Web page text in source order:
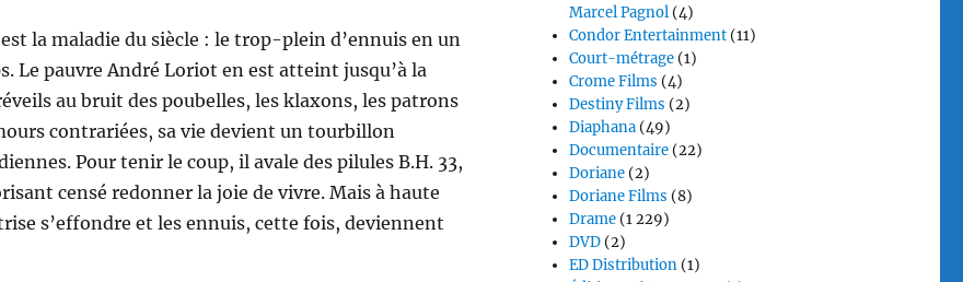
la maladie du siècle : le trop-plein d’ennuis en un
Le pauvre André Loriot en est atteint jusqu’à la
au bruit des poubelles, les klaxons, les patrons
contrariées, sa vie devient un tourbillon
Pour tenir le coup, il avale des pilules B.H. 33,
censé redonner la joie de vivre. Mais à haute
s’effondre et les ennuis, cette fois, deviennent
Marcel Pagnol (4)
Condor Entertainment (11)
Court-métrage (1)
Crome Films (4)
Destiny Films (2)
Diaphana (49)
Documentaire (22)
Doriane (2)
Doriane Films (8)
Drame (1 229)
DVD (2)
ED Distribution (1)